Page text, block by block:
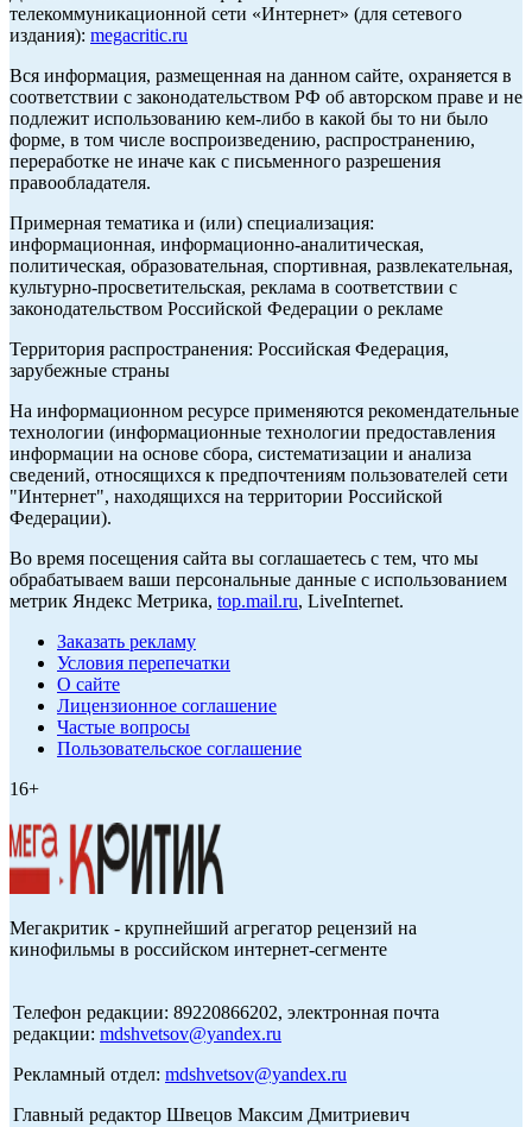
телекоммуникационной сети «Интернет» (для сетевого
издания): megacritic.ru
Вся информация, размещенная на данном сайте, охраняется в
соответствии с законодательством РФ об авторском праве и не
подлежит использованию кем-либо в какой бы то ни было
форме, в том числе воспроизведению, распространению,
переработке не иначе как с письменного разрешения
правообладателя.
Примерная тематика и (или) специализация:
информационная, информационно-аналитическая,
политическая, образовательная, спортивная, развлекательная,
культурно-просветительская, реклама в соответствии с
законодательством Российской Федерации о рекламе
Территория распространения: Российская Федерация,
зарубежные страны
На информационном ресурсе применяются рекомендательные
технологии (информационные технологии предоставления
информации на основе сбора, систематизации и анализа
сведений, относящихся к предпочтениям пользователей сети
"Интернет", находящихся на территории Российской
Федерации).
Во время посещения сайта вы соглашаетесь с тем, что мы
обрабатываем ваши персональные данные с использованием
метрик Яндекс Метрика, top.mail.ru, LiveInternet.
Заказать рекламу
Условия перепечатки
О сайте
Лицензионное соглашение
Частые вопросы
Пользовательское соглашение
16+
Мегакритик - крупнейший агрегатор рецензий на
кинофильмы в российском интернет-сегменте
Телефон редакции: 89220866202, электронная почта
редакции: mdshvetsov@yandex.ru
Рекламный отдел: mdshvetsov@yandex.ru
Главный редактор Швецов Максим Дмитриевич